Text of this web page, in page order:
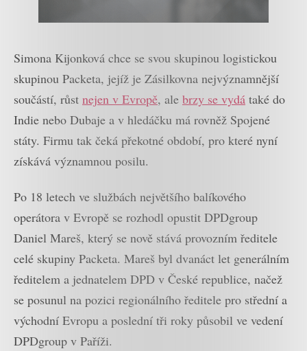
Simona Kijonková chce se svou skupinou logistickou
skupinou Packeta, jejíž je Zásilkovna nejvýznamnější
součástí, růst nejen v Evropě, ale brzy se vydá také do
Indie nebo Dubaje a v hledáčku má rovněž Spojené
státy. Firmu tak čeká překotné období, pro které nyní
získává významnou posilu.
Po 18 letech ve službách největšího balíkového
operátora v Evropě se rozhodl opustit DPDgroup
Daniel Mareš, který se nově stává provozním ředitele
celé skupiny Packeta. Mareš byl dvanáct let generálním
ředitelem a jednatelem DPD v České republice, načež
se posunul na pozici regionálního ředitele pro střední a
východní Evropu a poslední tři roky působil ve vedení
DPDgroup v Paříži.